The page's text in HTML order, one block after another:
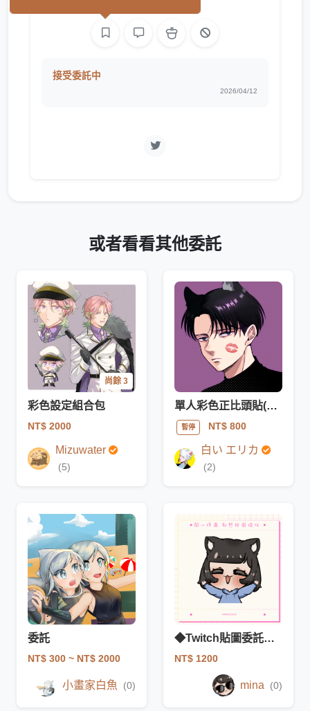
接受委託中
2026/04/12
或者看看其他委託
尚餘 3
彩色設定組合包
NT$ 2000
Mizuwater
(5)
單人彩色正比頭貼(單色背景)
暫停 NT$ 800
白い エリカ
(2)
委託
NT$ 300 ~ NT$ 2000
小畫家白魚 (0)
◆Twitch貼圖委託◆開心揮舞動態模板
NT$ 1200
mina (0)